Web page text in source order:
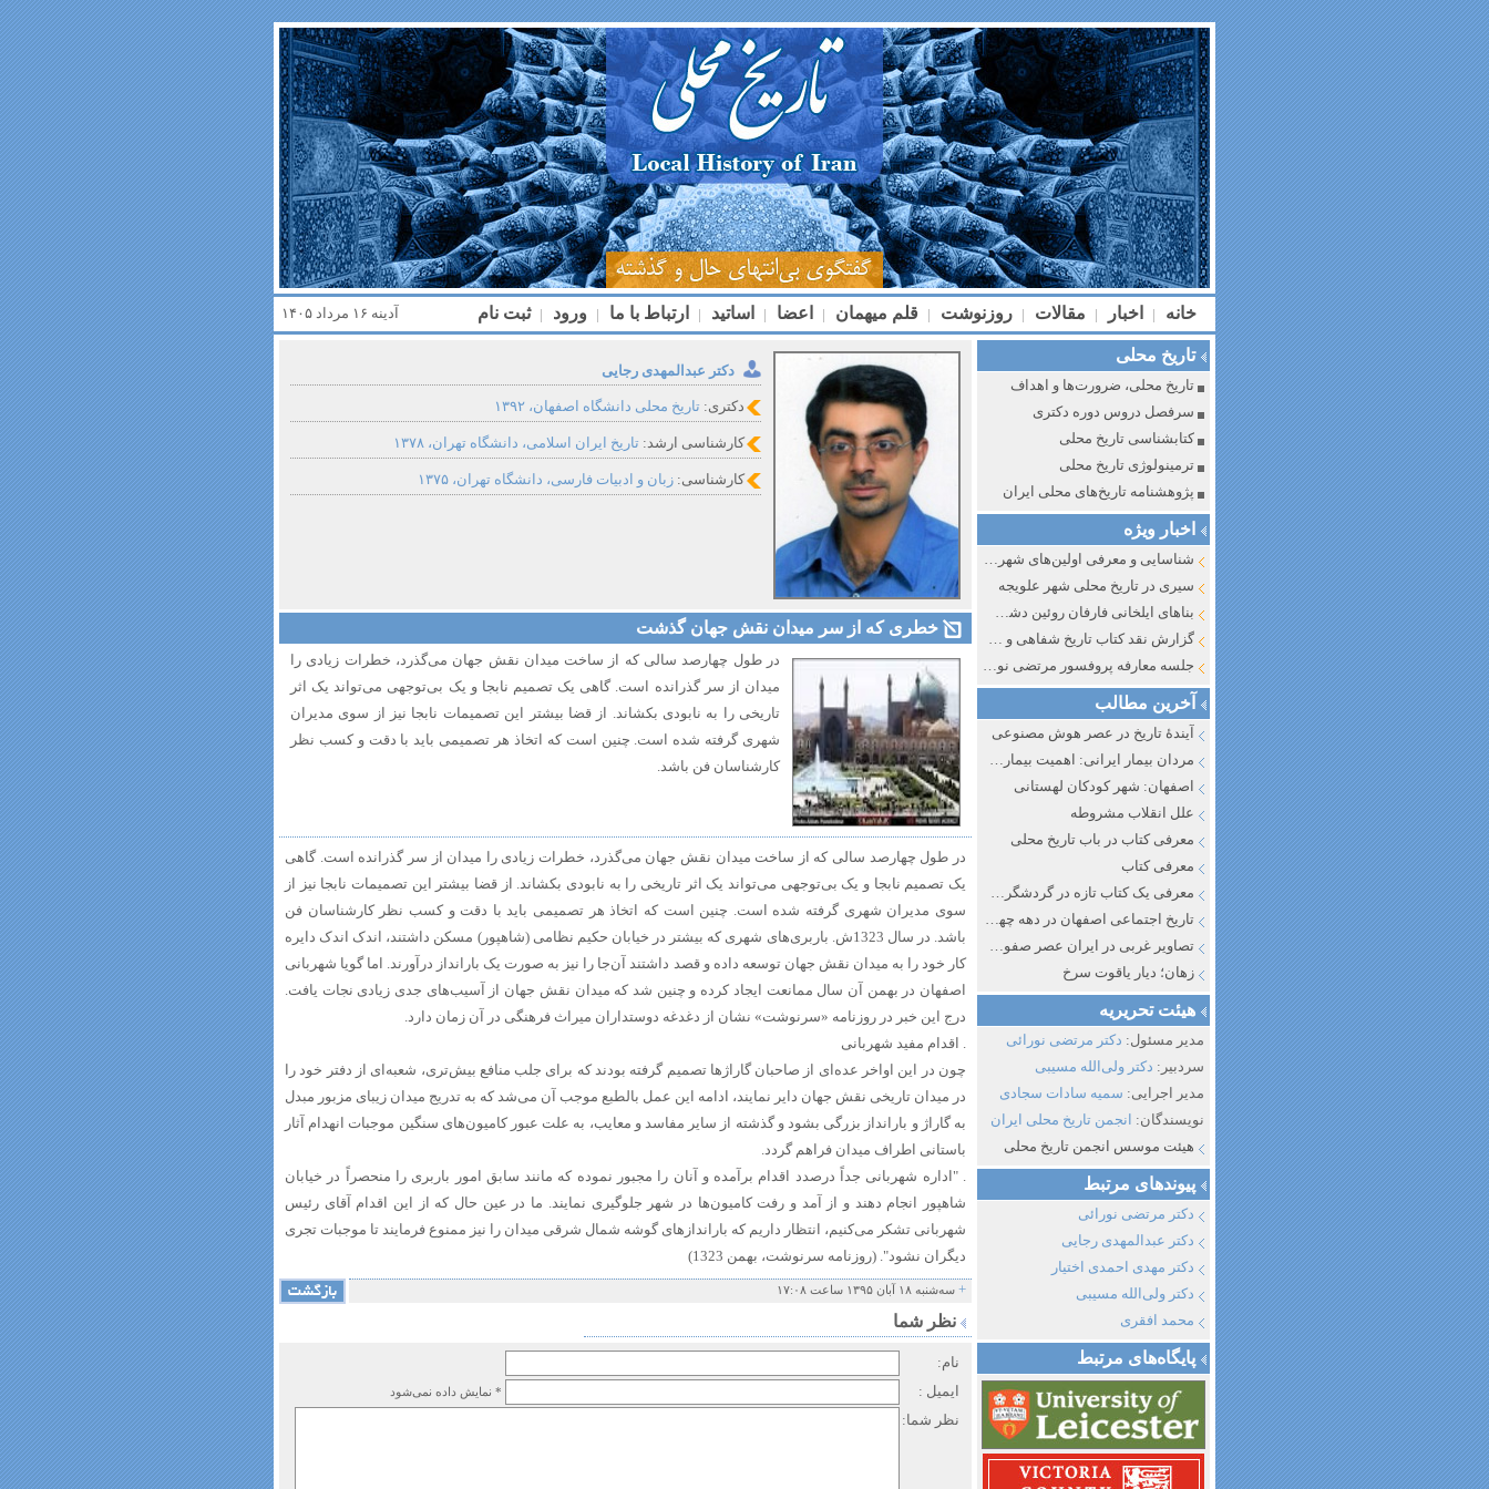
خانه | اخبار | مقالات | روزنوشت | قلم میهمان | اعضا | اساتید | ارتباط با ما | ورود | ثبت نام آدینه ۱۶ مرداد ۱۴۰۵
تاریخ محلی
تاریخ محلی، ضرورت‌ها و اهداف
سرفصل دروس دوره دکتری
کتابشناسی تاریخ محلی
ترمینولوژی تاریخ محلی
پژوهشنامه تاریخ‌های محلی ایران
اخبار ویژه
شناسایی و معرفی اولین‌های شهر مشهد
سیری در تاریخ محلی شهر علویجه
بناهای ایلخانی فارفان روئین دشت اصفهان
گزارش نقد کتاب تاریخ شفاهی و جایگاه آن در تاریخ نگاری معاصر ایران ۱۳۸۵-۱۳۵۸
جلسه معارفه پروفسور مرتضی نورائی در دپارتمان شرق‌شناسی دانشگاه صوفیا، بلغارستان
آخرین مطالب
آیندهٔ تاریخ در عصر هوش مصنوعی
مردان بیمار ایرانی: اهمیت بیماری به عنوان عاملی در تفسیر تاریخ سیاسی ایران جدید
اصفهان: شهر کودکان لهستانی
علل انقلاب مشروطه
معرفی کتاب در باب تاریخ محلی
معرفی کتاب
معرفی یک کتاب تازه در گردشگری اصفهان
تاریخ اجتماعی اصفهان در دهه چهل و پنجاه از نگاه طنز نوروز جمشاد
تصاویر غربی در ایران عصر صفوی و قاجار
زهان؛ دیار یاقوت سرخ
هیئت تحریریه
مدیر مسئول: دکتر مرتضی نورائی
سردبیر: دکتر ولی‌الله مسیبی
مدیر اجرایی: سمیه سادات سجادی
نویسندگان: انجمن تاریخ محلی ایران
هیئت موسس انجمن تاریخ محلی
پیوند‌های مرتبط
دکتر مرتضی نورائی
دکتر عبدالمهدی رجایی
دکتر مهدی احمدی اختیار
دکتر ولی‌الله مسیبی
محمد افقری
پایگاه‌های مرتبط
دکتر عبدالمهدی رجایی
دکتری: تاریخ محلی دانشگاه اصفهان، ۱۳۹۲
کارشناسی ارشد: تاریخ ایران اسلامی، دانشگاه تهران، ۱۳۷۸
کارشناسی: زبان و ادبیات فارسی، دانشگاه تهران، ۱۳۷۵
خطری که از سر میدان نقش جهان گذشت
در طول چهارصد سالی که از ساخت میدان نقش جهان می‌گذرد، خطرات زیادی را
میدان از سر گذرانده است. گاهی یک تصمیم نابجا و یک بی‌توجهی می‌تواند یک اثر
تاریخی را به نابودی بکشاند. از قضا بیشتر این تصمیمات نابجا نیز از سوی مدیران
شهری گرفته شده است. چنین است که اتخاذ هر تصمیمی باید با دقت و کسب نظر
کارشناسان فن باشد.
در طول چهارصد سالی که از ساخت میدان نقش جهان می‌گذرد، خطرات زیادی را میدان از سر گذرانده است. گاهی
یک تصمیم نابجا و یک بی‌توجهی می‌تواند یک اثر تاریخی را به نابودی بکشاند. از قضا بیشتر این تصمیمات نابجا نیز از
سوی مدیران شهری گرفته شده است. چنین است که اتخاذ هر تصمیمی باید با دقت و کسب نظر کارشناسان فن
باشد. در سال 1323ش. باربری‌های شهری که بیشتر در خیابان حکیم نظامی (شاهپور) مسکن داشتند، اندک اندک دایره
کار خود را به میدان نقش جهان توسعه داده و قصد داشتند آن‌جا را نیز به صورت یک بارانداز درآورند. اما گویا شهربانی
اصفهان در بهمن آن سال ممانعت ایجاد کرده و چنین شد که میدان نقش جهان از آسیب‌های جدی زیادی نجات یافت.
درج این خبر در روزنامه «سرنوشت» نشان از دغدغه دوستداران میراث فرهنگی در آن زمان دارد.
. اقدام مفید شهربانی
چون در این اواخر عده‌ای از صاحبان گاراژها تصمیم گرفته بودند که برای جلب منافع بیش‌تری، شعبه‌ای از دفتر خود را
در میدان تاریخی نقش جهان دایر نمایند، ادامه این عمل بالطبع موجب آن می‌شد که به تدریج میدان زیبای مزبور مبدل
به گاراژ و بارانداز بزرگی بشود و گذشته از سایر مفاسد و معایب، به علت عبور کامیون‌های سنگین موجبات انهدام آثار
باستانی اطراف میدان فراهم گردد.
. "اداره شهربانی جداً درصدد اقدام برآمده و آنان را مجبور نموده که مانند سابق امور باربری را منحصراً در خیابان
شاهپور انجام دهند و از آمد و رفت کامیون‌ها در شهر جلوگیری نمایند. ما در عین حال که از این اقدام آقای رئیس
شهربانی تشکر می‌کنیم، انتظار داریم که باراندازهای گوشه شمال شرقی میدان را نیز ممنوع فرمایند تا موجبات تجری
دیگران نشود". (روزنامه سرنوشت، بهمن 1323)
+ سه‌شنبه ۱۸ آبان ۱۳۹۵ ساعت ۱۷:۰۸
نظر شما
نام:
ایمیل :
* نمایش داده نمی‌شود
نظر شما: